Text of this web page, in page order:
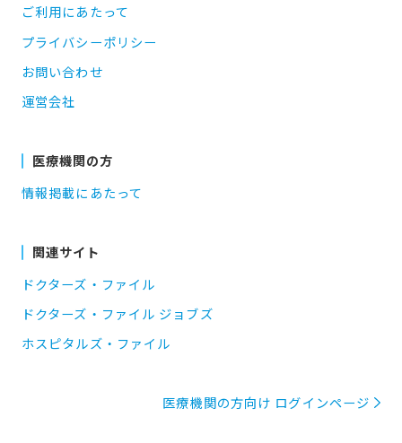
ご利用にあたって
プライバシーポリシー
お問い合わせ
運営会社
医療機関の方
情報掲載にあたって
関連サイト
ドクターズ・ファイル
ドクターズ・ファイル ジョブズ
ホスピタルズ・ファイル
医療機関の方向け ログインページ